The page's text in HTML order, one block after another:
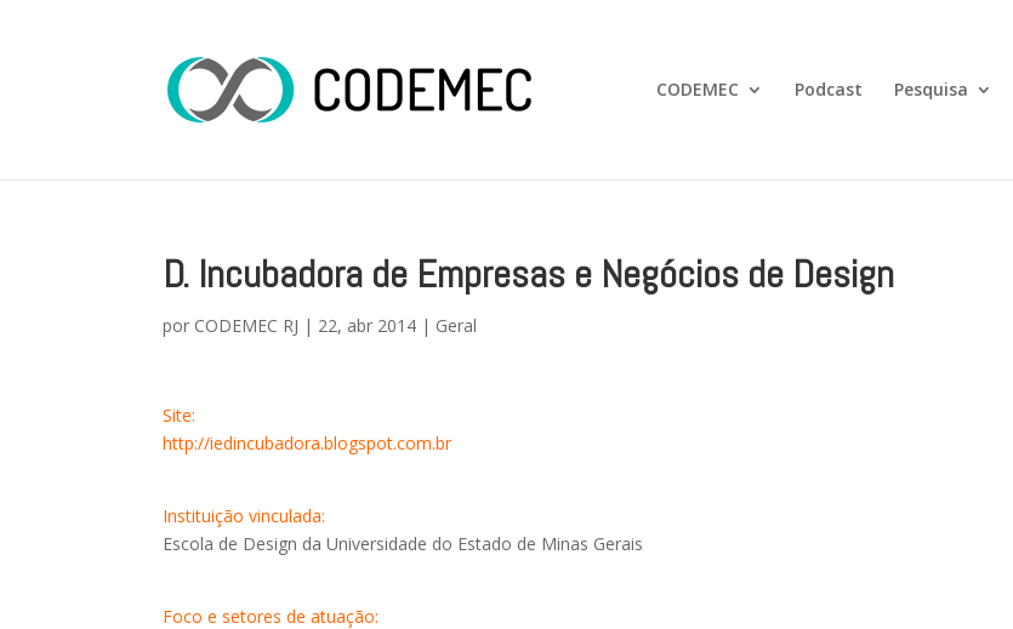
CODEMEC Podcast Pesquisa
D. Incubadora de Empresas e Negócios de Design
por CODEMEC RJ | 22, abr 2014 | Geral
Site:
http://iedincubadora.blogspot.com.br
Instituição vinculada:
Escola de Design da Universidade do Estado de Minas Gerais
Foco e setores de atuação: